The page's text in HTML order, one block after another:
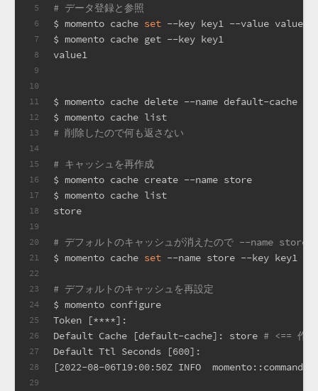
5
6
7
8
9
10
11
12
13
14
15
16
17
18
19
20
21
22
23
24
25
26
27
28
29
# データ登録と参照
$ momento cache set --key key1 --value value1
$ momento cache get --key key1
value1
$ momento cache delete --name default-cache
$ momento cache list
# 削除したので何も返さない
# キャッシュを再作成
$ momento cache create --name store
$ momento cache list
store
# デフォルトのキャッシュが消えたので --name store
$ momento cache set --name store --key key1 --
# デフォルトのキャッシュを再設定
$ momento configure
Token [****]:
Default Cache [default-cache]: store # <== 作
Default Ttl Seconds [600]:
[2022-08-06T19:00:50Z INFO